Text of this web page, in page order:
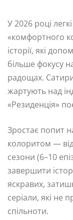
У 2026 році
«комфортного
історії, які
більше фокусу
радощах.
жартують над
«Резиденція»
Зростає попит
колоритом —
сезони (6–10
завершити
яскравих,
серіали, які не
спільноти.